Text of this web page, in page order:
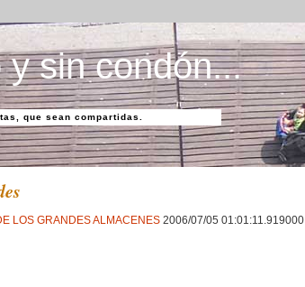
y sin condón...
que sean compartidas.
LOS GRANDES ALMACENES 2006/07/05 01:01:11.919000